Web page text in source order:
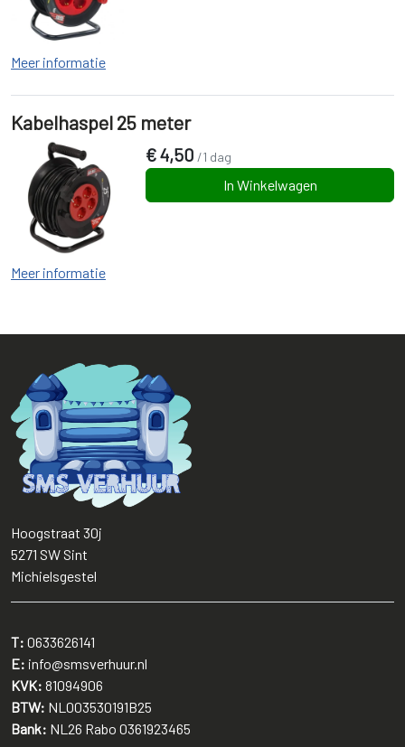
Meer informatie
Kabelhaspel 25 meter
€4,50 /1 dag
In Winkelwagen
Meer informatie
Hoogstraat 30j
5271 SW Sint
Michielsgestel
T: 0633626141
E: info@smsverhuur.nl
KVK: 81094906
BTW: NL003530191B25
Bank: NL26 Rabo 0361923465